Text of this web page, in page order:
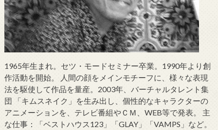
1965年生まれ。セツ・モードセミナー卒業。1990年より創
作活動を開始。 人間の顔をメインモチーフに、様々な表現
法を駆使して作品を量産。2003年、バーチャルタレント集
団 「キムスネイク」を生み出し、個性的なキャラクターの
アニメーションを、テレビ番組やＣＭ、WEB等で発表。 主
な仕事：「ベストハウス123」「GLAY」「VAMPS」など。